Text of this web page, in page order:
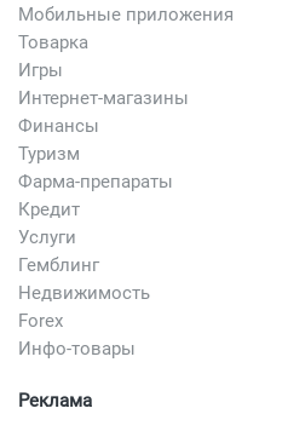
Мобильные приложения
Товарка
Игры
Интернет-магазины
Финансы
Туризм
Фарма-препараты
Кредит
Услуги
Гемблинг
Недвижимость
Forex
Инфо-товары
Реклама